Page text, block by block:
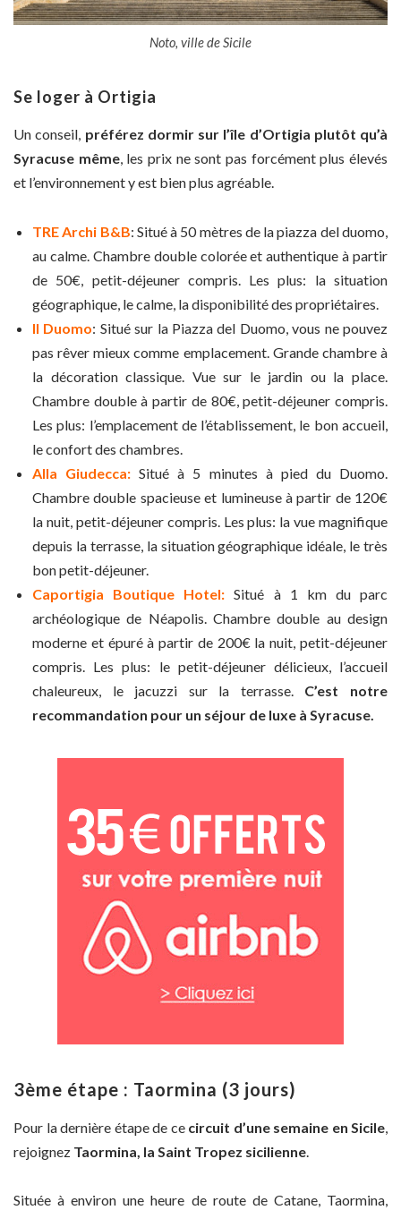
Noto, ville de Sicile
Se loger à Ortigia
Un conseil, préférez dormir sur l’île d’Ortigia plutôt qu’à
Syracuse même, les prix ne sont pas forcément plus élevés
et l’environnement y est bien plus agréable.
TRE Archi B&B: Situé à 50 mètres de la piazza del duomo,
au calme. Chambre double colorée et authentique à partir
de 50€, petit-déjeuner compris. Les plus: la situation
géographique, le calme, la disponibilité des propriétaires.
II Duomo: Situé sur la Piazza del Duomo, vous ne pouvez
pas rêver mieux comme emplacement. Grande chambre à
la décoration classique. Vue sur le jardin ou la place.
Chambre double à partir de 80€, petit-déjeuner compris.
Les plus: l’emplacement de l’établissement, le bon accueil,
le confort des chambres.
Alla Giudecca: Situé à 5 minutes à pied du Duomo.
Chambre double spacieuse et lumineuse à partir de 120€
la nuit, petit-déjeuner compris. Les plus: la vue magnifique
depuis la terrasse, la situation géographique idéale, le très
bon petit-déjeuner.
Caportigia Boutique Hotel: Situé à 1 km du parc
archéologique de Néapolis. Chambre double au design
moderne et épuré à partir de 200€ la nuit, petit-déjeuner
compris. Les plus: le petit-déjeuner délicieux, l’accueil
chaleureux, le jacuzzi sur la terrasse. C’est notre
recommandation pour un séjour de luxe à Syracuse.
3ème étape : Taormina (3 jours)
Pour la dernière étape de ce circuit d’une semaine en Sicile
rejoignez Taormina, la Saint Tropez sicilienne
Située à environ une heure de route de Catane, Taormina,